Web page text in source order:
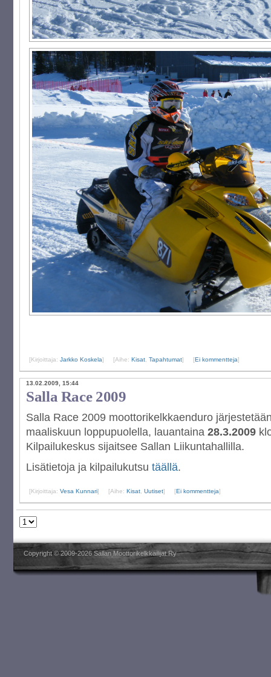
[Kirjoittaja: Jarkko Koskela] [Aihe: Kisat Tapahtumat] [Ei kommentteja]
13.02.2009, 15:44
Salla Race 2009
Salla Race 2009 moottorikelkkaenduro
maaliskuun loppupuolella, lauantaina 28.3.2009
Kilpailukeskus sijaitsee Sallan Liikuntahallilla.
Lisätietoja ja kilpailukutsu täällä.
[Kirjoittaja: Vesa Kunnari] [Aihe: Kisat Uutiset] [Ei kommentteja]
Copyright © 2009-2026 Sallan Moottorikelkkailijat Ry